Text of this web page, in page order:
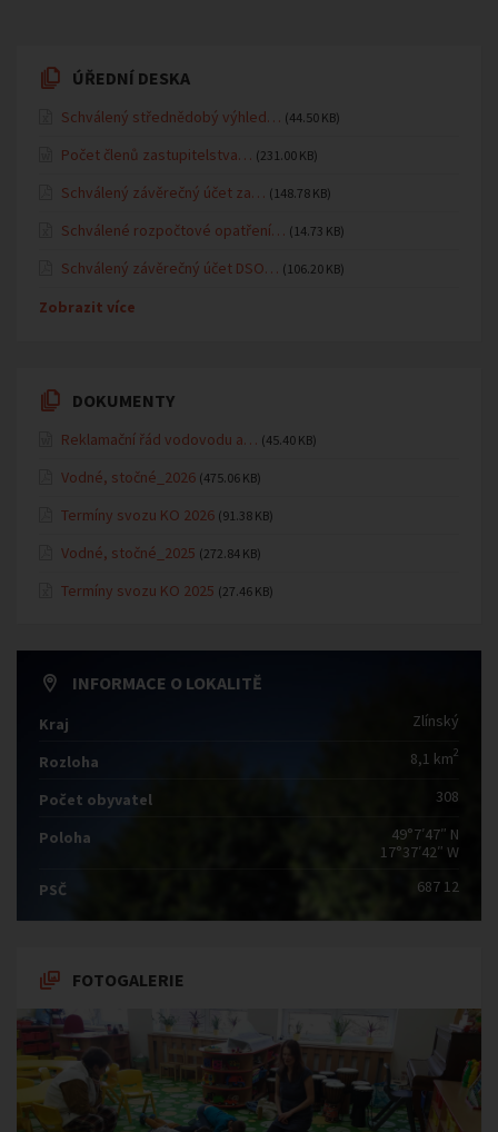
ÚŘEDNÍ DESKA
Schválený střednědobý výhled… (44.50 KB)
Počet členů zastupitelstva… (231.00 KB)
Schválený závěrečný účet za… (148.78 KB)
Schválené rozpočtové opatření… (14.73 KB)
Schválený závěrečný účet DSO… (106.20 KB)
Zobrazit více
DOKUMENTY
Reklamační řád vodovodu a… (45.40 KB)
Vodné, stočné_2026 (475.06 KB)
Termíny svozu KO 2026 (91.38 KB)
Vodné, stočné_2025 (272.84 KB)
Termíny svozu KO 2025 (27.46 KB)
INFORMACE O LOKALITĚ
Kraj Zlínský
Rozloha 8,1 km2
Počet obyvatel 308
Poloha
49°7′47″ N
17°37′42″ W
PSČ
687 12
FOTOGALERIE